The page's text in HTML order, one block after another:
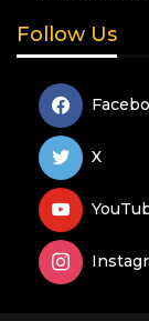
Follow Us
X